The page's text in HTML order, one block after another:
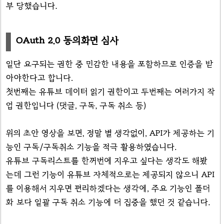
부 당했습니다.
OAuth 2.0 동의화면 심사
일단 요구되는 권한 중 민감한 내용을 포함하므로 인증을 받
아야한다고 합니다.
첫번째는 유튜브 데이터 읽기 권한이고 두번째는 여러가지 작
업 권한입니다 (댓글, 구독, 구독 취소 등)
위의 초안 영상을 보면, 정말 별 생각없이, API가 제공하는 기
능인 구독/구독취소 기능을 적극 활용하였습니다.
유튜브 구독리스트를 한꺼번에 지우고 싶다는 생각도 해봤
는데 그런 기능이 유튜브 자체적으로는 제공되지 않으니 API
를 이용해서 지우면 편리하겠다는 생각에, 주요 기능인 폴더
화 보다 일괄 구독 취소 기능에 더 집중을 했던 것 같습니다.